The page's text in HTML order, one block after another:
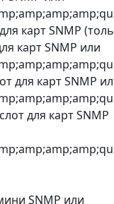
карт SNMP
карт SNMP или
для карт SNMP
для карт SNMP
SNMP или